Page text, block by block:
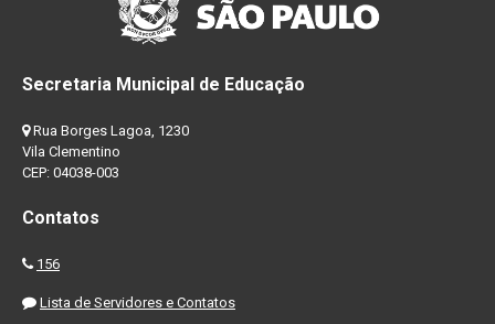
Secretaria Municipal de Educação
Rua Borges Lagoa, 1230
Vila Clementino
CEP: 04038-003
Contatos
156
Lista de Servidores e Contatos